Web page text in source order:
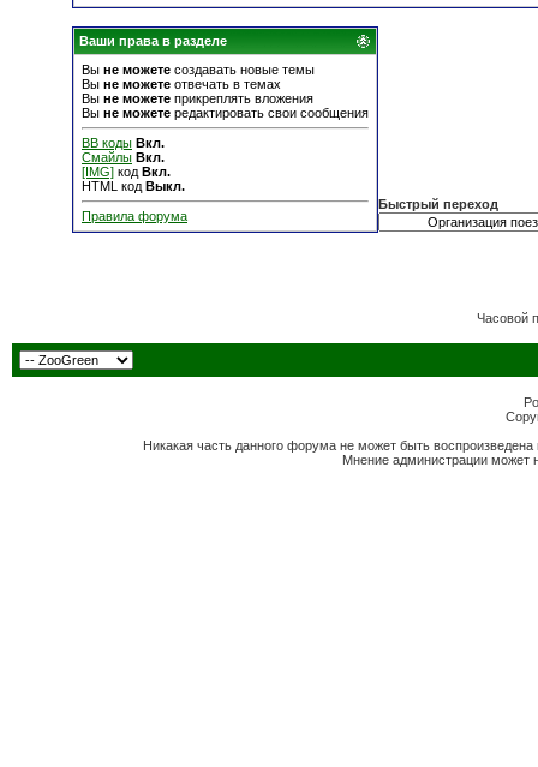
Ваши права в разделе
Вы не можете создавать новые темы
Вы не можете отвечать в темах
Вы не можете прикреплять вложения
Вы не можете редактировать свои сообщения
BB коды Вкл.
Смайлы Вкл.
[IMG] код Вкл.
HTML код Выкл.
Правила форума
Быстрый переход
Часовой
Никакая часть данного форума не может быть
Мнение администрации может